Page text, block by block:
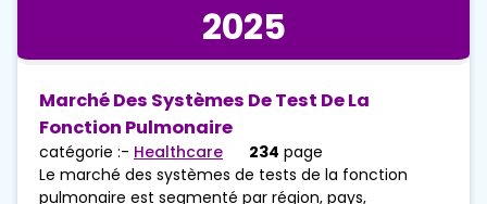
2025
Marché Des Systèmes De Test De La
Fonction Pulmonaire
catégorie :- Healthcare 234 page
Le marché des systèmes de tests de la fonction
pulmonaire est segmenté par région, pays,